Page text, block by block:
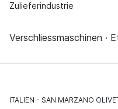
Zulieferindustrie
Verschliessmaschinen ·
ITALIEN SAN MARZANO